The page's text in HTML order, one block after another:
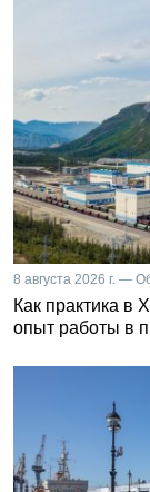
8 августа 2026 г. —
Как практика в
опыт работы в